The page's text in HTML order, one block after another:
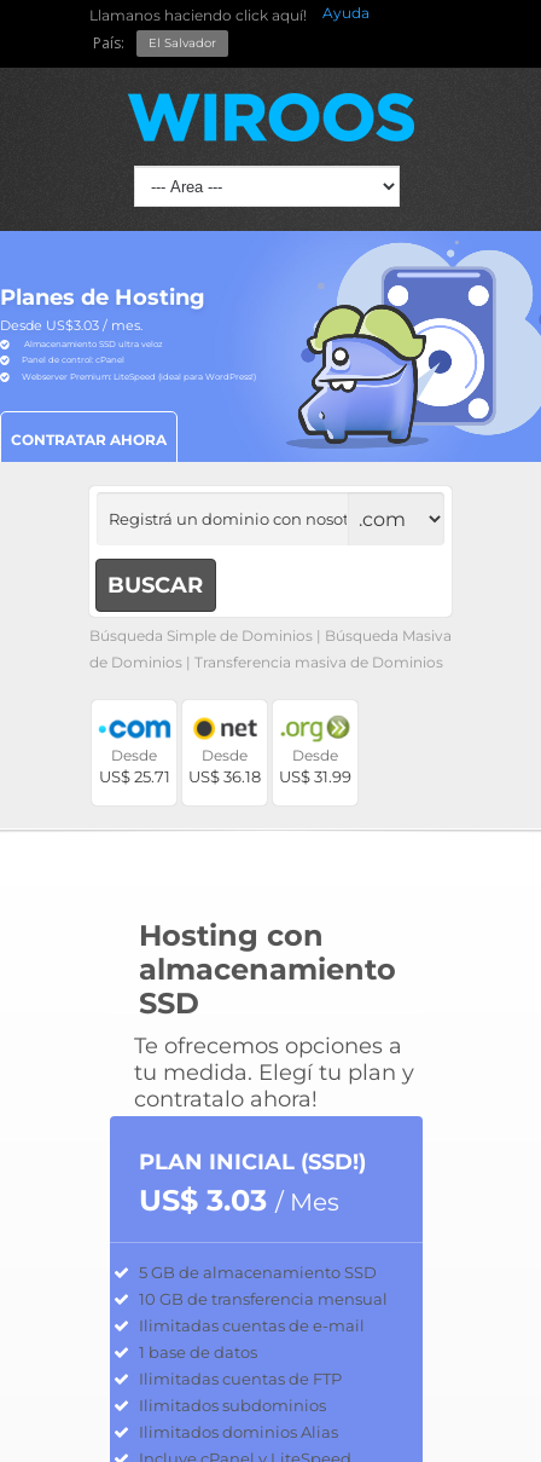
Llamanos haciendo click aquí! Ayuda
País: El Salvador
Planes de Hosting
Desde US$3.03 / mes.
Almacenamiento SSD ultra veloz
Panel de control: cPanel
Webserver Premium: LiteSpeed (ideal para WordPress!)
CONTRATAR AHORA
Búsqueda Simple de Dominios | Búsqueda Masiva
de Dominios | Transferencia masiva de Dominios
Desde
US$ 25.71
Desde
US$ 36.18
Desde
US$ 31.99
Hosting con
almacenamiento
SSD
Te ofrecemos opciones a
tu medida. Elegí tu plan y
contratalo ahora!
PLAN INICIAL (SSD!)
US$ 3.03 / Mes
5 GB de almacenamiento SSD
10 GB de transferencia mensual
Ilimitadas cuentas de e-mail
1 base de datos
Ilimitadas cuentas de FTP
Ilimitados subdominios
Ilimitados dominios Alias